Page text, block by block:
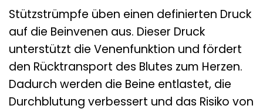
Stützstrümpfe üben einen definierten Druck
auf die Beinvenen aus. Dieser Druck
unterstützt die Venenfunktion und fördert
den Rücktransport des Blutes zum Herzen.
Dadurch werden die Beine entlastet, die
Durchblutung verbessert und das Risiko von